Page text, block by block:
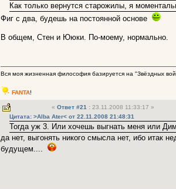
Как только вернутся старожилы, я
Фиг с два, будешь на постоянной основе
В общем, Стен и Ююки. По-моему, нормально.
Вся моя жизненная философия базируется на "Звёздных
FANTA!
« Ответ #21 : 23.11.2008 11:33:17 »
Цитата: >Alba Ater< от 22.11.2008 21:48:31
Тогда уж 3. Или хочешь выгнать меня или
да нет, выгонять никого смысла нет, ибо итак
будущем....